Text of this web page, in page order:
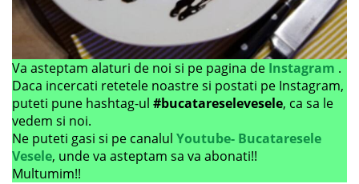
Va asteptam alaturi de noi si pe pagina de Instagram .
Daca incercati retetele noastre si postati pe Instagram,
puteti pune hashtag-ul #bucatareselevesele, ca sa le
vedem si noi.
Ne puteti gasi si pe canalul Youtube- Bucataresele
Vesele, unde va asteptam sa va abonati!!
Multumim!!